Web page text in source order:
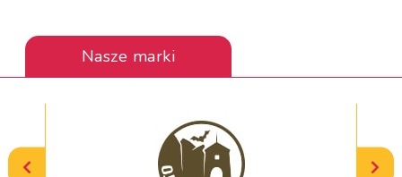
Nasze marki